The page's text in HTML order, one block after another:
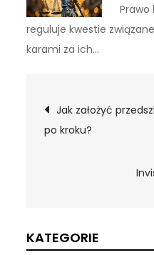
Prawo
reguluje kwestie
karami za ich…
wpisu
Jak założyć
po kroku?
KATEGORIE